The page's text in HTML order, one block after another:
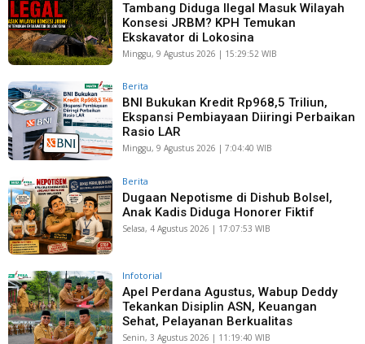
Tambang Diduga Ilegal Masuk Wilayah
Konsesi JRBM? KPH Temukan
Ekskavator di Lokosina
Minggu, 9 Agustus 2026 | 15:29:52 WIB
Berita
BNI Bukukan Kredit Rp968,5 Triliun,
Ekspansi Pembiayaan Diiringi Perbaikan
Rasio LAR
Minggu, 9 Agustus 2026 | 7:04:40 WIB
Berita
Dugaan Nepotisme di Dishub Bolsel,
Anak Kadis Diduga Honorer Fiktif
Selasa, 4 Agustus 2026 | 17:07:53 WIB
Infotorial
Apel Perdana Agustus, Wabup Deddy
Tekankan Disiplin ASN, Keuangan
Sehat, Pelayanan Berkualitas
Senin, 3 Agustus 2026 | 11:19:40 WIB